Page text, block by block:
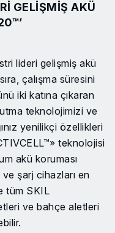
GELIŞMIŞ AKÜ
lideri gelişmiş akü
çalışma süresini
iki katına çıkaran
teknolojimizi ve
yenilikçi özellikleri
teknolojisi
akü koruması
şarj cihazları en
tüm SKIL
ve bahçe aletleri